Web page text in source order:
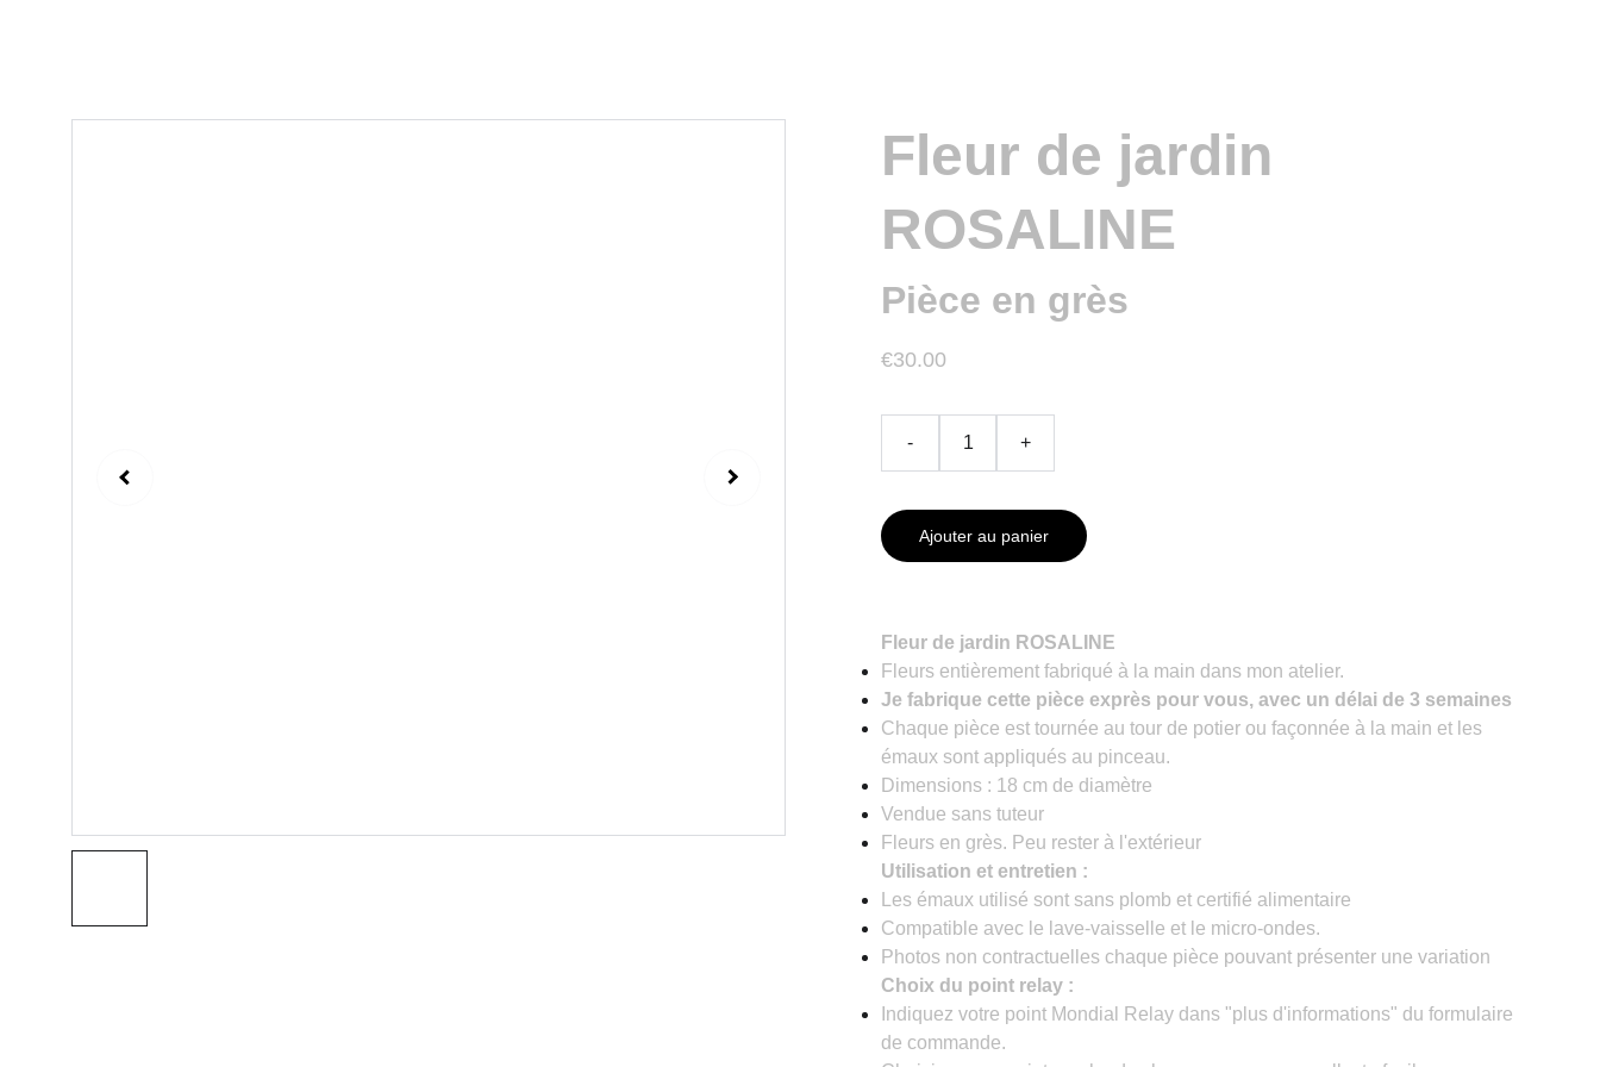
Fleur de jardin
ROSALINE
Pièce en grès
€30.00
- +
Ajouter au panier
Fleur de jardin ROSALINE
Fleurs entièrement fabriqué à la main dans mon atelier.
Je fabrique cette pièce exprès pour vous, avec un délai de 3 semaines
Chaque pièce est tournée au tour de potier ou façonnée à la main et les
émaux sont appliqués au pinceau.
Dimensions : 18 cm de diamètre
Vendue sans tuteur
Fleurs en grès. Peu rester à l'extérieur
Utilisation et entretien :
Les émaux utilisé sont sans plomb et certifié alimentaire
Compatible avec le lave-vaisselle et le micro-ondes.
Photos non contractuelles chaque pièce pouvant présenter une variation
Choix du point relay :
Indiquez votre point Mondial Relay dans "plus d'informations" du formulaire
de commande.